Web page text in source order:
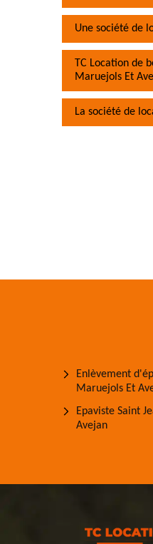
Une société de
TC Location de
Maruejols Et
La société de
Enlèvement
Maruejols Et
Epaviste Saint
Avejan